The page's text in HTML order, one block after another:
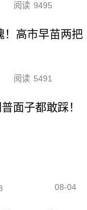
阅读 9495
！高市早苗两把
阅读 5491
面子都敢踩！
08-04